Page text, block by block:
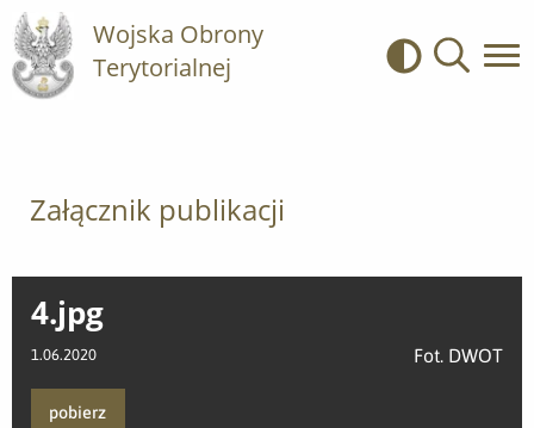
Wojska Obrony
Terytorialnej
Kontrast
Załącznik publikacji
4.jpg
1.06.2020 Fot. DWOT
pobierz